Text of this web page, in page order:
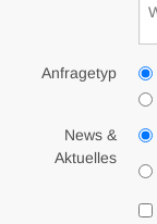
Anfragetyp
News &
Aktuelles